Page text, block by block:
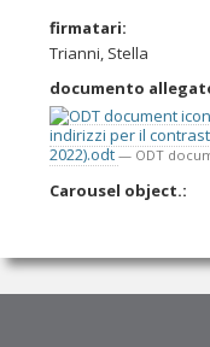
firmatari:
Trianni, Stella
documento
indirizzi per il
2022).odt— ODT
Carousel object.: